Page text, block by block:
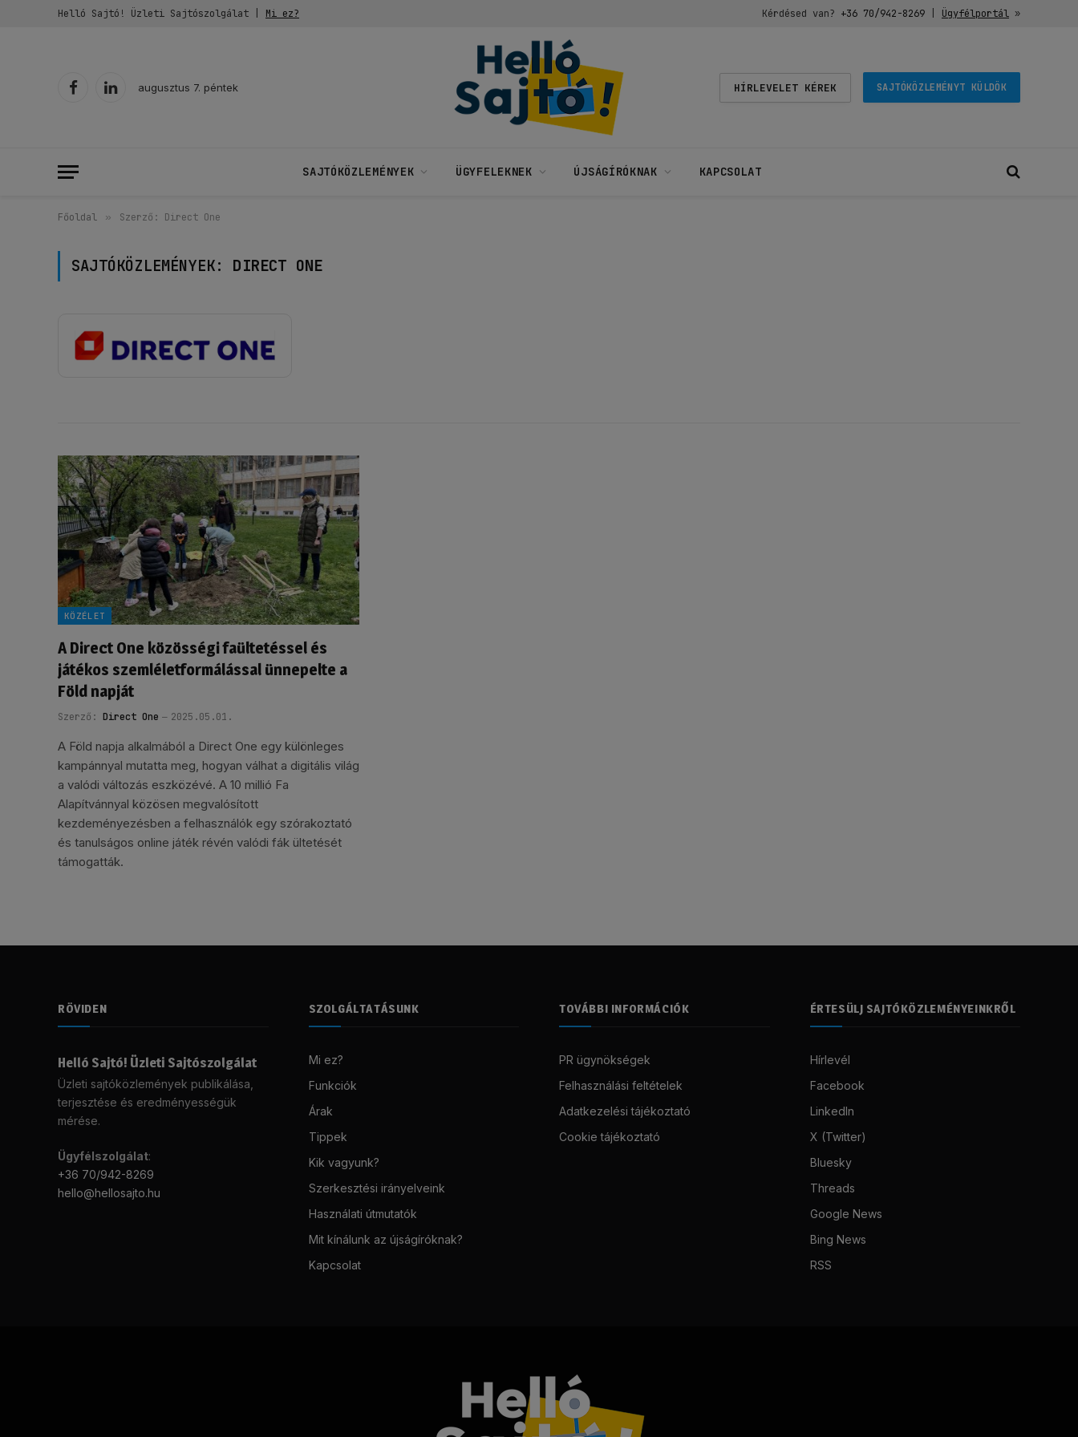
Helló Sajtó! Üzleti Sajtószolgálat | Mi ez? Kérdésed van? +36 70/942-8269| Ügyfélportál»
FacebookLinkedIn
augusztus 7. péntek HÍRLEVELET KÉREK SAJTÓKÖZLEMÉNYT KÜLDÖK
SAJTÓKÖZLEMÉNYEK ÜGYFELEKNEK ÚJSÁGÍRÓKNAK KAPCSOLAT
Főoldal » Szerző: Direct One
SAJTÓKÖZLEMÉNYEK: DIRECT ONE
KÖZÉLET
A Direct One közösségi faültetéssel és
játékos szemléletformálással ünnepelte a
Föld napját
Szerző: Direct One 2025.05.01.
A Föld napja alkalmából a Direct One egy különleges
kampánnyal mutatta meg, hogyan válhat a digitális világ
a valódi változás eszközévé. A 10 millió Fa
Alapítvánnyal közösen megvalósított
kezdeményezésben a felhasználók egy szórakoztató
és tanulságos online játék révén valódi fák ültetését
támogatták.
RÖVIDEN
Helló Sajtó! Üzleti Sajtószolgálat
Üzleti sajtóközlemények publikálása,
terjesztése és eredményességük
mérése.
Ügyfélszolgálat:
+36 70/942-8269
hello@hellosajto.hu
SZOLGÁLTATÁSUNK
Mi ez?
Funkciók
Árak
Tippek
Kik vagyunk?
Szerkesztési irányelveink
Használati útmutatók
Mit kínálunk az újságíróknak?
Kapcsolat
TOVÁBBI INFORMÁCIÓK
PR ügynökségek
Felhasználási feltételek
Adatkezelési tájékoztató
Cookie tájékoztató
ÉRTESÜLJ SAJTÓKÖZLEMÉNYEINKRŐL
Hírlevél
Facebook
LinkedIn
X (Twitter)
Bluesky
Threads
Google News
Bing News
RSS